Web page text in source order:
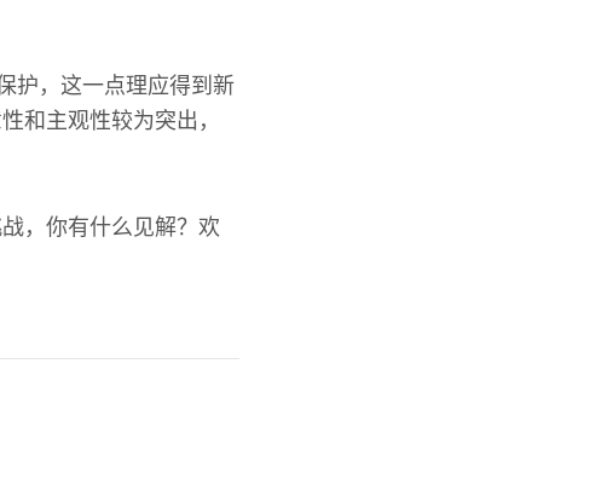
护，这一点理应得到新
和主观性较为突出，
，你有什么见解？欢